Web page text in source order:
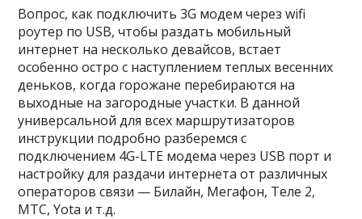
Вопрос, как подключить 3G модем через wifi
роутер по USB, чтобы раздать мобильный
интернет на несколько девайсов, встает
особенно остро с наступлением теплых весенних
деньков, когда горожане перебираются на
выходные на загородные участки. В данной
универсальной для всех маршрутизаторов
инструкции подробно разберемся с
подключением 4G-LTE модема через USB порт и
настройку для раздачи интернета от различных
операторов связи — Билайн, Мегафон, Теле 2,
МТС, Yota и т.д.